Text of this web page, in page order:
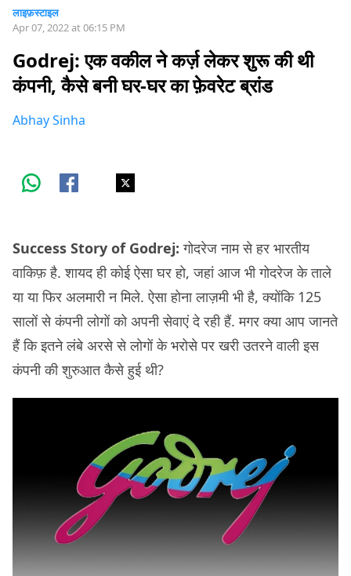
लाइफ़स्टाइल
Apr 07, 2022 at 06:15 PM
Godrej: एक वकील ने कर्ज़ लेकर शुरू की थी
कंपनी, कैसे बनी घर-घर का फ़ेवरेट ब्रांड
Abhay Sinha
Success Story of Godrej: गोदरेज नाम से हर भारतीय
वाकिफ़ है. शायद ही कोई ऐसा घर हो, जहां आज भी गोदरेज के ताले
या या फिर अलमारी न मिले. ऐसा होना लाज़मी भी है, क्योंकि 125
सालों से कंपनी लोगों को अपनी सेवाएं दे रही हैं. मगर क्या आप जानते
हैं कि इतने लंबे अरसे से लोगों के भरोसे पर खरी उतरने वाली इस
कंपनी की शुरुआत कैसे हुई थी?